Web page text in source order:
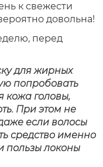
к свежести
довольна!
перед
для жирных
попробовать
кожа головы,
При этом не
если волосы
средство именно
пользы локоны